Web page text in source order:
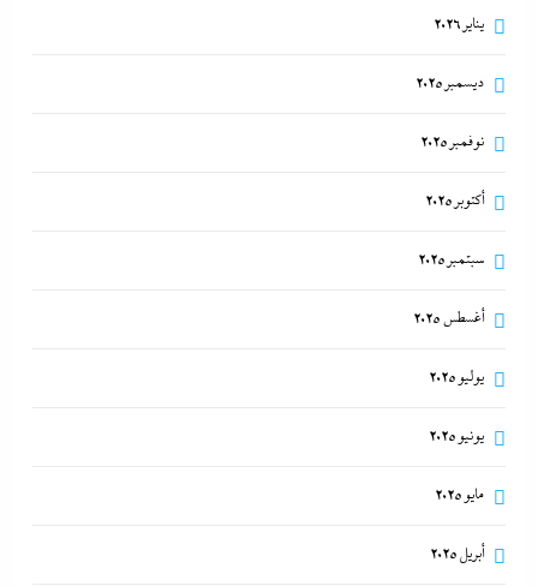
يناير 2026
ديسمبر 2025
نوفمبر 2025
أكتوبر 2025
سبتمبر 2025
أغسطس 2025
يوليو 2025
يونيو 2025
مايو 2025
أبريل 2025